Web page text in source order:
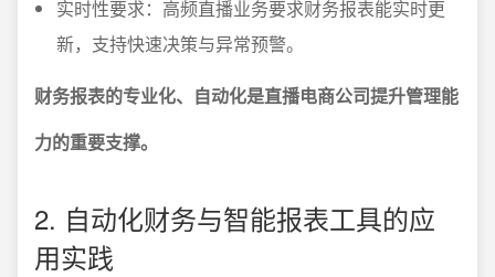
实时性要求：高频直播业务要求财务报表能实时更
新，支持快速决策与异常预警。
财务报表的专业化、自动化是直播电商公司提升管理能
力的重要支撑。
2. 自动化财务与智能报表工具的应
用实践